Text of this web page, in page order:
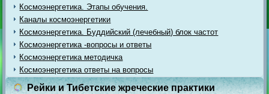
Космоэнергетика. Этапы обучения.
Каналы космоэнергетики
Космоэнергетика. Буддийский (лечебный) блок частот
Космоэнергетика -вопросы и ответы
Космоэнергетика методичка
Космоэнергетика ответы на вопросы
Рейки и Тибетские жреческие практики